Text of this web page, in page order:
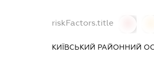
riskFactors.title
КИЇВСЬКИЙ РАЙОННИЙ